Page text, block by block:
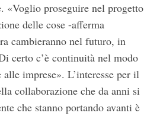
«Voglio proseguire nel progetto
delle cose -afferma
cambieranno nel futuro, in
certo c’è continuità nel modo
imprese». L’interesse per il
collaborazione che da anni si
che stanno portando avanti è